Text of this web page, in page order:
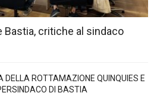
Bastia, critiche al sindaco
DELLA ROTTAMAZIONE QUINQUIES E
DI BASTIA